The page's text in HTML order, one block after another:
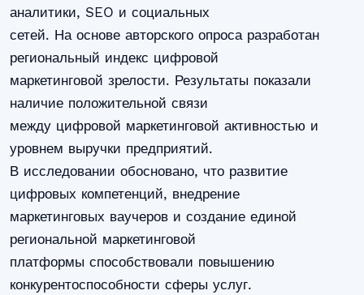
аналитики, SEO и социальных
сетей. На основе авторского опроса разработан
региональный индекс цифровой
маркетинговой зрелости. Результаты показали
наличие положительной связи
между цифровой маркетинговой активностью и
уровнем выручки предприятий.
В исследовании обосновано, что развитие
цифровых компетенций, внедрение
маркетинговых ваучеров и создание единой
региональной маркетинговой
платформы способствовали повышению
конкурентоспособности сферы услуг.